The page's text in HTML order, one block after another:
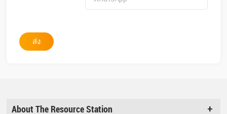
ส่ง
About The Resource Station